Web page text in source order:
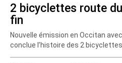
2 bicyclettes route
fin
Nouvelle émission en Occitan
conclue l’histoire des 2